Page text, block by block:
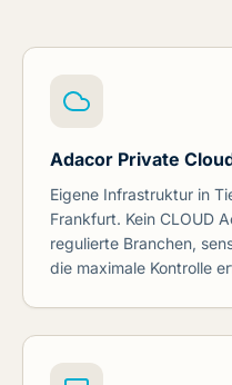
Adacor Private
Eigene Infrastruktur in
Frankfurt. Kein CLOUD
regulierte Branchen,
die maximale Kontrolle